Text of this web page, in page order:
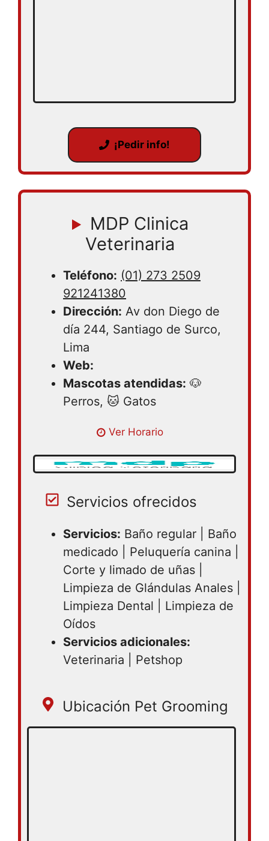
¡Pedir info!
MDP Clinica
Veterinaria
Teléfono: (01) 273 2509
921241380
Dirección: Av don Diego de
día 244, Santiago de Surco,
Lima
Web:
Mascotas atendidas: 🐶
Perros, 🐱 Gatos
Lunes 09:00 – 20:00 | Martes 09:00 –
09:00 – 20:00 | Viernes 09:00 – 20:00 |
Sabado 09:00 – 20:00
Ver Horario
Servicios ofrecidos
Servicios: Baño regular | Baño
medicado | Peluquería canina |
Corte y limado de uñas |
Limpieza de Glándulas Anales |
Limpieza Dental | Limpieza de
Oídos
Servicios adicionales:
Veterinaria | Petshop
Ubicación Pet Grooming